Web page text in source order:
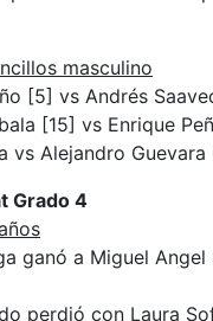
masculino
[5] vs Andrés
[15] vs Enrique
vs Alejandro Guevara
Grado 4
ganó a Miguel Angel
perdió con Laura